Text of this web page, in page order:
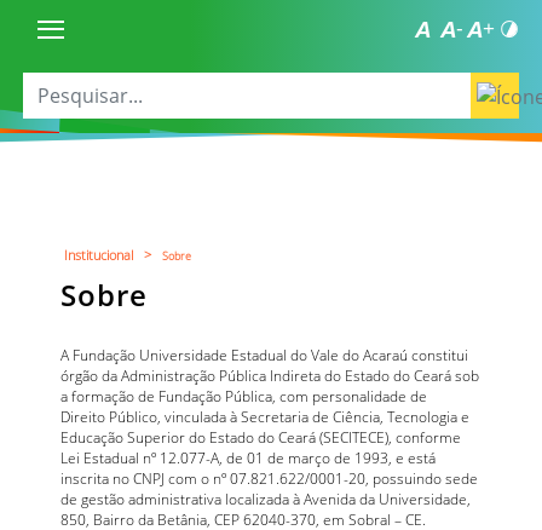
Institucional > Sobre
Sobre
A Fundação Universidade Estadual do Vale do Acaraú constitui
órgão da Administração Pública Indireta do Estado do Ceará sob
a formação de Fundação Pública, com personalidade de
Direito Público, vinculada à Secretaria de Ciência, Tecnologia e
Educação Superior do Estado do Ceará (SECITECE), conforme
Lei Estadual nº 12.077-A, de 01 de março de 1993, e está
inscrita no CNPJ com o nº 07.821.622/0001-20, possuindo sede
de gestão administrativa localizada à Avenida da Universidade,
850, Bairro da Betânia, CEP 62040-370, em Sobral – CE.